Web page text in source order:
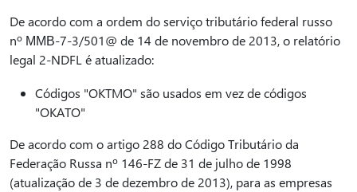
De acordo com a ordem do serviço tributário federal russo
nº ММВ-7-3/501@ de 14 de novembro de 2013, o relatório
legal 2-NDFL é atualizado:
Códigos "OKTMO" são usados em vez de códigos
"OKATO"
De acordo com o artigo 288 do Código Tributário da
Federação Russa nº 146-FZ de 31 de julho de 1998
(atualização de 3 de dezembro de 2013), para as empresas